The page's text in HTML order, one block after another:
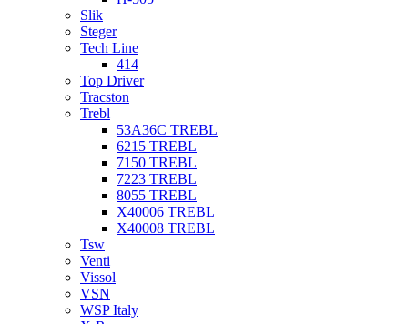
Slik
Steger
Tech Line
414
Top Driver
Tracston
Trebl
53A36C TREBL
6215 TREBL
7150 TREBL
7223 TREBL
8055 TREBL
X40006 TREBL
X40008 TREBL
Tsw
Venti
Vissol
VSN
WSP Italy